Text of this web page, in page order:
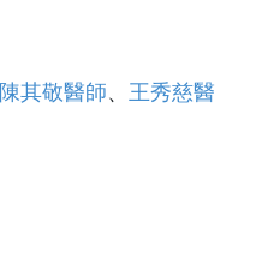
陳其敬醫師、 王秀慈醫